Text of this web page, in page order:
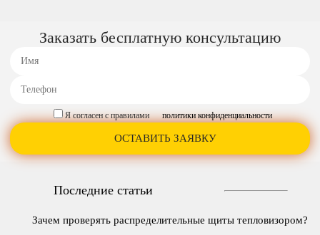
Заказать бесплатную консультацию
Я согласен с правилами политики конфиденциальности
Последние статьи
Зачем проверять распределительные щиты тепловизором?